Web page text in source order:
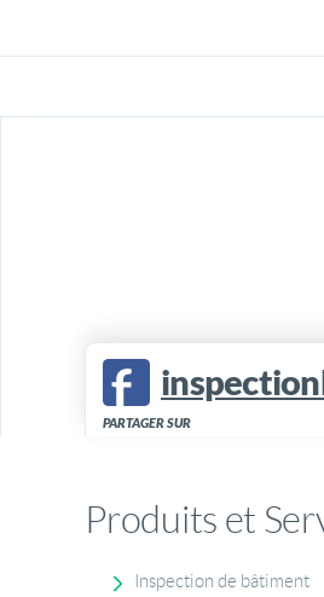
PARTAGER SUR
Produits et
Inspection de bâtiment